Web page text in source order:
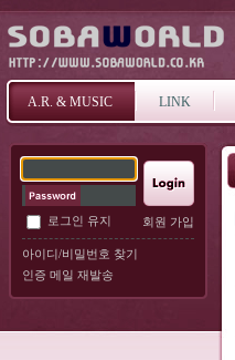
A.R. & MUSIC LINK
로그인 유지 회원 가입
아이디/비밀번호 찾기
인증 메일 재발송